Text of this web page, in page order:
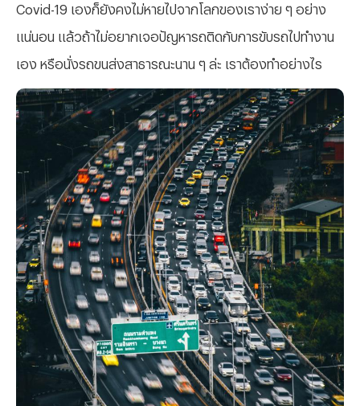
Covid-19 เองก็ยังคงไม่หายไปจากโลกของเราง่าย ๆ อย่าง
แน่นอน แล้วถ้าไม่อยากเจอปัญหารถติดกับการขับรถไปทำงาน
เอง หรือนั่งรถขนส่งสาธารณะนาน ๆ ล่ะ เราต้องทำอย่างไร